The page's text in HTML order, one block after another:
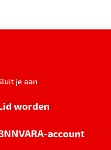
je aan
worden
account